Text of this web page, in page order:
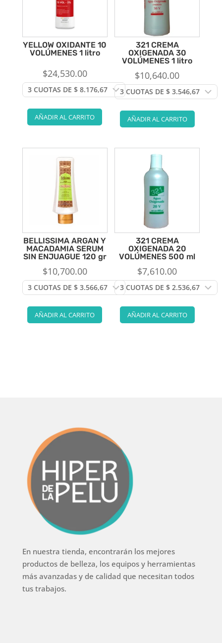
YELLOW OXIDANTE 10
VOLÚMENES 1 litro
$24,530.00
AÑADIR AL CARRITO
321 CREMA
OXIGENADA 30
VOLÚMENES 1 litro
$10,640.00
AÑADIR AL CARRITO
BELLISSIMA ARGAN Y
MACADAMIA SERUM
SIN ENJUAGUE 120 gr
$10,700.00
AÑADIR AL CARRITO
321 CREMA
OXIGENADA 20
VOLÚMENES 500 ml
$7,610.00
AÑADIR AL CARRITO
En nuestra tienda, encontrarán los mejores
productos de belleza, los equipos y herramientas
más avanzadas y de calidad que necesitan todos
tus trabajos.